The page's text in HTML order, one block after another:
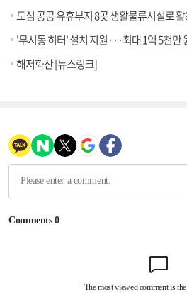
도심 공공 유휴부지 8곳 생활물류시설로
'무시동 히터' 설치 지원···최대 1억 5천만
해저화산 [뉴스링크]